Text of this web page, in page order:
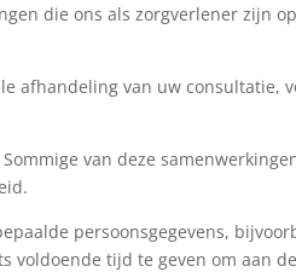
die ons als zorgverlener zijn
afhandeling van uw consultatie,
van deze
persoonsgegevens,
tijd te geven om aan